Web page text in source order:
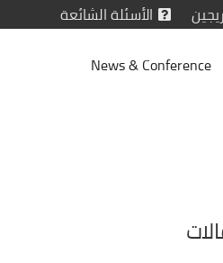
الأسئلة الشائعة
News & Conference